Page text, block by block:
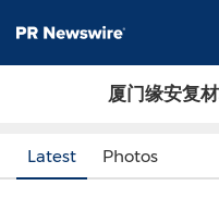
厦门缘安复
Latest Photos